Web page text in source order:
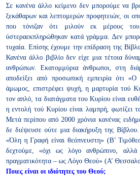
Σε κανένα άλλο κείμενο δεν μπορούμε να
ξεκάθαρων και λεπτομερών προφητειών, οι
που τόνιζαν ότι μιλούν εκ μέρους
ύστεραεκπληρώθηκαν κατά γράμμα. Δεν
τυχαία. Επίσης έχουμε την επίδραση της
Κανένα άλλο βιβλίο δεν είχε μια τέτοια
ανθρώπων. Εκατομμύρια άνθρωποι, στη
αποδείξει από προσωπική εμπειρία ότι «Ο
άμωμος, επιστρέφει ψυχή,η μαρτυρία τού
τον απλό, τα διατάγματα του Κυρίου είναι
η εντολή τού Κυρίου είναι λαμπρή, φωτίζει
Μετά περίπου από 2000 χρόνια κανένας
δε διέψευσε ούτε μια διακήρυξη της
«Όλη η Γραφή είναι θεόπνευστη» (Β’
δεχτούμε, «όχι ως λόγο ανθρώπινο,
πραγματικότητα – ως Λόγο Θεού» (Α’
Ποιες είναι οι ιδιότητες του Θεού;